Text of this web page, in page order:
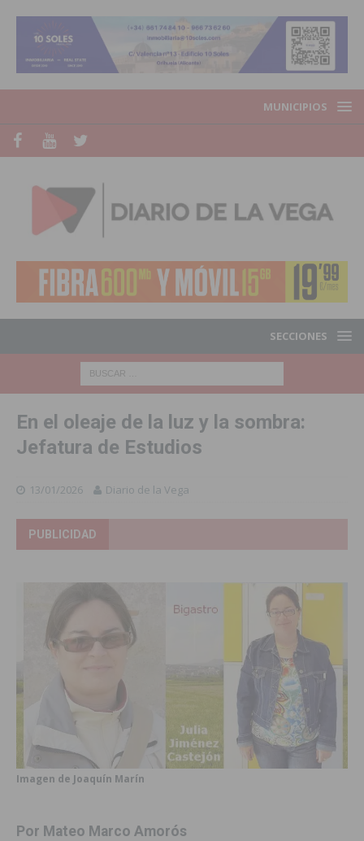
MUNICIPIOS
SECCIONES
En el oleaje de la luz y la sombra:
Jefatura de Estudios
13/01/2026 Diario de la Vega
PUBLICIDAD
Imagen de Joaquín Marín
Por Mateo Marco Amorós